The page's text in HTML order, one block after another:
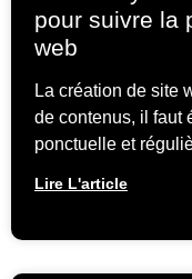
pour suivre la
web
La création de site
de contenus, il faut
ponctuelle et
Lire L'article